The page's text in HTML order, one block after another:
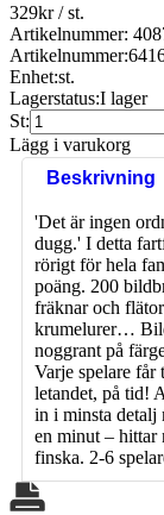
329kr/ st.
Artikelnummer:
Artikelnummer:
Enhet:st.
Lagerstatus:I lager
St:
Lägg i varukorg
Beskrivning
'Det är ingen
dugg.' I detta
rörigt för hela
poäng. 200
fräknar och
krumelurer…
noggrant på
Varje spelare
letandet, på tid!
in i minsta detalj
en minut – hittar
finska. 2-6